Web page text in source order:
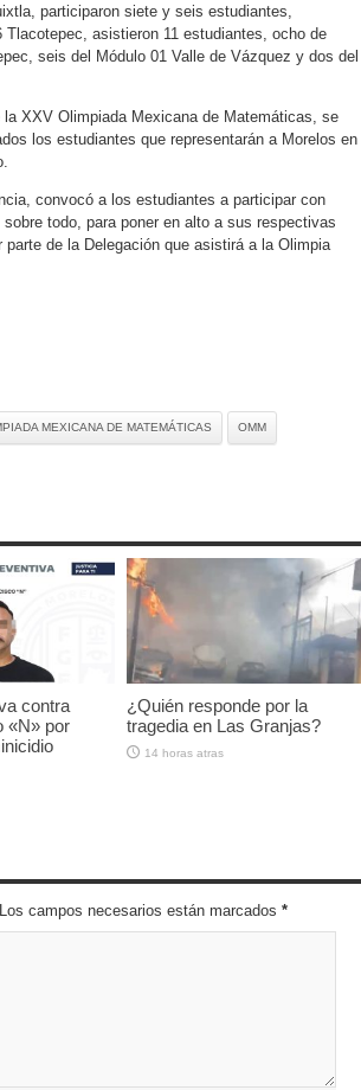
participaron siete y seis estudiantes,
asistieron 11 estudiantes, ocho de
seis del Módulo 01 Valle de Vázquez y dos del
XXV Olimpiada Mexicana de Matemáticas, se
los estudiantes que representarán a Morelos en
convocó a los estudiantes a participar con
todo, para poner en alto a sus respectivas
de la Delegación que asistirá a la Olimpia
MEXICANA DE MATEMÁTICAS OMM
contra
«N» por
¿Quién responde por la
tragedia en Las Granjas?
14 horas atras
campos necesarios están marcados *